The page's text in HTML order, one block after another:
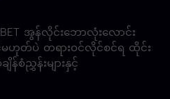
အွန်လိုင်းဘောလုံးလောင်း
ဟုတ်ပဲ တရားဝင်လိုင်စင်ရ ထိုင်း
စံညွှန်းများနှင့်